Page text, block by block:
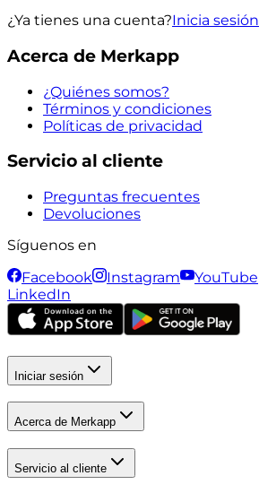
¿Ya tienes una cuenta?Inicia sesión
Acerca de Merkapp
¿Quiénes somos?
Términos y condiciones
Políticas de privacidad
Servicio al cliente
Preguntas frecuentes
Devoluciones
Síguenos en
Facebook
Instagram YouTube
LinkedIn
Iniciar sesión
Acerca de Merkapp
Servicio al cliente